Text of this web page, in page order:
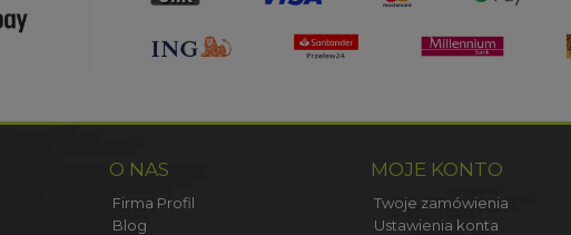
O NAS
Firma Profil
Blog
MOJE KONTO
Twoje zamówienia
Ustawienia konta